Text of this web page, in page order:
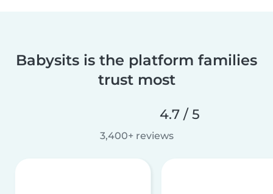
Babysits is the platform families
trust most
4.7 / 5
3,400+ reviews